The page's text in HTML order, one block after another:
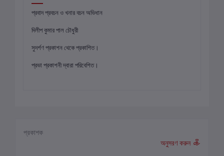
প্রবাদ প্রবচন ও খনার বচন অভিধান
দিলীপ কুমার পাল চৌধুরী
সুদর্শণ প্রকাশন থেকে প্রকাশিত।
প্রভা প্রকাশনী দ্বারা পরিবেশিত।
প্রকাশক
অনুসরণ করুন